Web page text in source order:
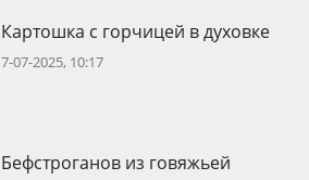
Картошка с горчицей в духовке
7-07-2025, 10:17
Бефстроганов из говяжьей